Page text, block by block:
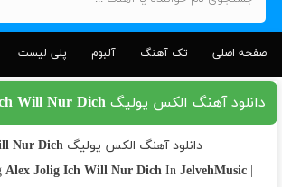
صفحه اصلی تک آهنگ آلبوم پلی لیست
دانلود آهنگ الکس یولیگ Ich Will Nur Dich
دانلود آهنگ الکس یولیگ Ich Will Nur Dich
| Download Song
Alex Jolig Ich Will Nur Dich InJelvehMusic |